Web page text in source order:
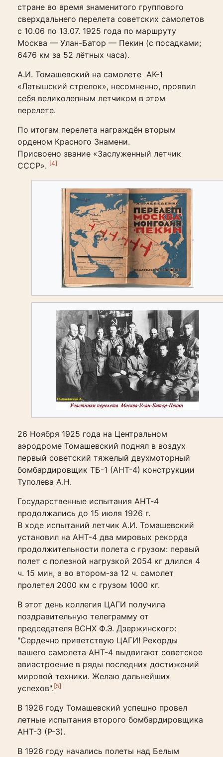
стране во время знаменитого группового
сверхдальнего перелета советских самолетов
с 10.06 по 13.07. 1925 года по маршруту
Москва — Улан-Батор — Пекин (с посадками;
6476 км за 52 лётных часа).
А.И. Томашевский на самолете АК-1
«Латышский стрелок», несомненно, проявил
себя великолепным летчиком в этом
перелете.
По итогам перелета награждён вторым
орденом Красного Знамени.
Присвоено звание «Заслуженный летчик
СССР». [4]
26 Ноября 1925 года на Центральном
аэродроме Томашевский поднял в воздух
первый советский тяжелый двухмоторный
бомбардировщик ТБ-1 (АНТ-4) конструкции
Туполева А.Н.
Государственные испытания АНТ-4
продолжались до 15 июля 1926 г.
В ходе испытаний летчик А.И. Томашевский
установил на АНТ-4 два мировых рекорда
продолжительности полета с грузом: первый
полет с полезной нагрузкой 2054 кг длился 4
ч. 15 мин, а во втором-за 12 ч. самолет
пролетел 2000 км с грузом 1000 кг.
В этот день коллегия ЦАГИ получила
поздравительную телеграмму от
председателя ВСНХ Ф.Э. Дзержинского:
"Сердечно приветствую ЦАГИ! Рекорды
вашего самолета АНТ-4 выдвигают советское
авиастроение в ряды последних достижений
мировой техники. Желаю дальнейших
успехов". [5]
В 1926 году Томашевский успешно провел
летные испытания второго бомбардировщика
АНТ-3 (Р-3).
В 1926 году начались полеты над Белым